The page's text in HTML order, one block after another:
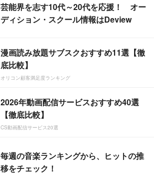
芸能界を志す10代～20代を応援！ オー
ディション・スクール情報はDeview
漫画読み放題サブスクおすすめ11選【徹
底比較】
オリコン顧客満足度ランキング
2026年動画配信サービスおすすめ40選
【徹底比較】
CS動画配信サービス20選
毎週の音楽ランキングから、ヒットの推
移をチェック！